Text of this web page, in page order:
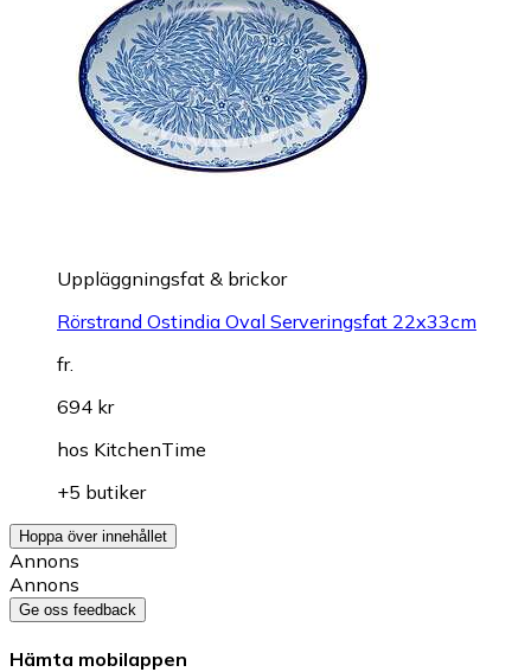
Uppläggningsfat & brickor
Rörstrand Ostindia Oval Serveringsfat 22x33cm
fr.
694 kr
hos KitchenTime
+5 butiker
Hoppa över innehållet
Annons
Annons
Ge oss feedback
Hämta mobilappen